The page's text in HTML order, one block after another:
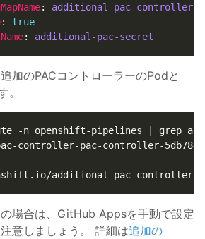
: additional-pac-controller-
: true
: additional-pac-secret
加のPACコントローラーのPodと
。
場合は、GitHub Appsを手動で設定
意しましょう。 詳細は追加の